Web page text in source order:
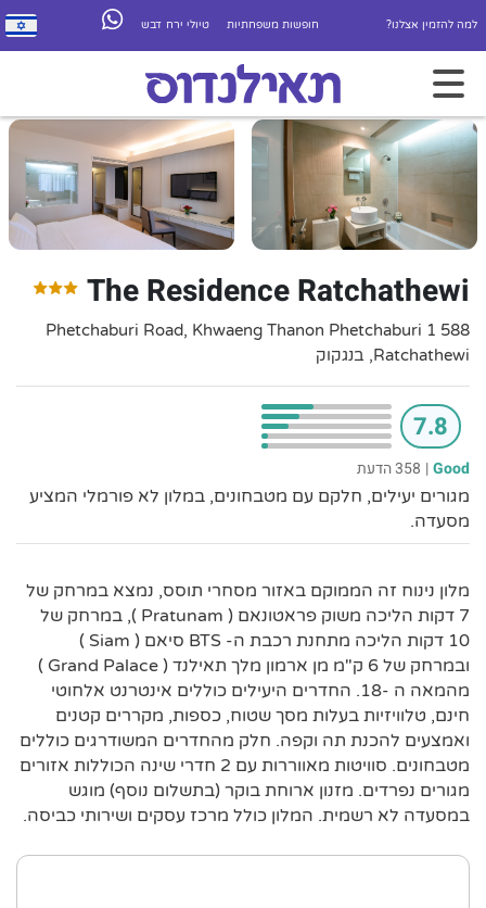
למה להזמין אצלנו? חופשות משפחתיות טיולי ירח דבש
The Residence Ratchathewi
588 1 Phetchaburi Road, Khwaeng Thanon Phetchaburi
Ratchathewi, בנגקוק
7.8
Good
| 358 הדעת
מגורים יעילים, חלקם עם מטבחונים, במלון לא פורמלי המציע
מסעדה.
מלון נינוח זה הממוקם באזור מסחרי תוסס, נמצא במרחק של
7 דקות הליכה משוק פראטונאם ( Pratunam ), במרחק של
10 דקות הליכה מתחנת רכבת ה- BTS סיאם ( Siam )
ובמרחק של 6 ק"מ מן ארמון מלך תאילנד ( Grand Palace )
מהמאה ה -18. החדרים היעילים כוללים אינטרנט אלחוטי
חינם, טלוויזיות בעלות מסך שטוח, כספות, מקררים קטנים
ואמצעים להכנת תה וקפה. חלק מהחדרים המשודרגים כוללים
מטבחונים. סוויטות מאווררות עם 2 חדרי שינה הכוללות אזורים
מגורים נפרדים. מזנון ארוחת בוקר (בתשלום נוסף) מוגש
במסעדה לא רשמית. המלון כולל מרכז עסקים ושירותי כביסה.